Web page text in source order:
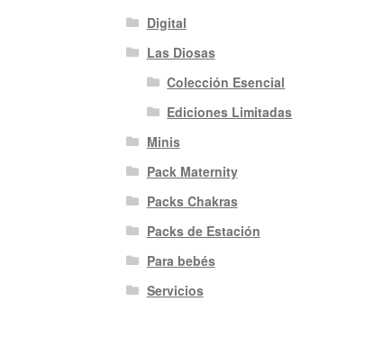
Digital
Las Diosas
Colección Esencial
Ediciones Limitadas
Minis
Pack Maternity
Packs Chakras
Packs de Estación
Para bebés
Servicios